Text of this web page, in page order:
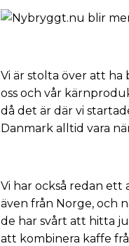
Vi är stolta över att ha
oss och vår
då det är där vi
Danmark alltid vara
Vi har också redan
även från Norge, och
de har svårt att hitta
att kombinera kaffe